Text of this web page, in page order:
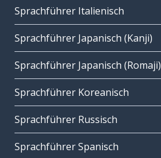
Sprachführer Italienisch
Sprachführer Japanisch (Kanji)
Sprachführer Japanisch (Romaji)
Sprachführer Koreanisch
Sprachführer Russisch
Sprachführer Spanisch